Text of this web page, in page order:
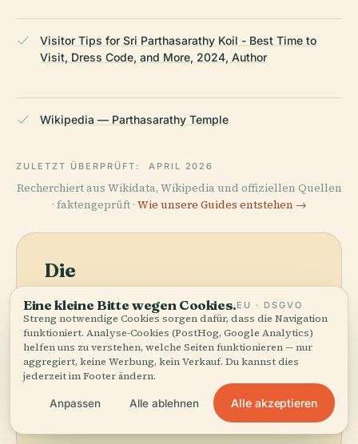
Visitor Tips for Sri Parthasarathy Koil - Best Time to
Visit, Dress Code, and More, 2024, Author
Wikipedia — Parthasarathy Temple
ZULETZT ÜBERPRÜFT: APRIL 2026
Recherchiert aus Wikidata, Wikipedia und offiziellen Quellen
· faktengeprüft · Wie unsere Guides entstehen →
Die
Umgebung
entdecken
Sehen Sie
Parthasarathy-Tempel
entdecken Sie, was in
Karte anzeigen
Eine kleine Bitte wegen Cookies.EU · DSGVO
Streng notwendige Cookies sorgen dafür, dass die Navigation
funktioniert. Analyse-Cookies (PostHog, Google Analytics)
helfen uns zu verstehen, welche Seiten funktionieren — nur
aggregiert, keine Werbung, kein Verkauf. Du kannst dies
jederzeit im Footer ändern.
Anpassen Alle ablehnen Alle akzeptieren